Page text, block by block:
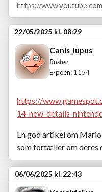
https://
22/05/2025 kl. 08:29
Canis_lupus
Rusher
E-peen: 1154
https://
14-new-details-
En god artikel om
som fortæller om deres
06/06/2025 kl. 22:43